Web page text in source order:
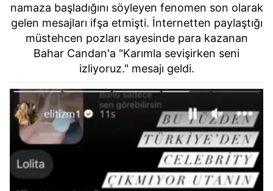
namaza başladığını söyleyen fenomen son olarak
gelen mesajları ifşa etmişti. İnternetten paylaştığı
müstehcen pozları sayesinde para kazanan
Bahar Candan'a "Karımla sevişirken seni
izliyoruz." mesajı geldi.